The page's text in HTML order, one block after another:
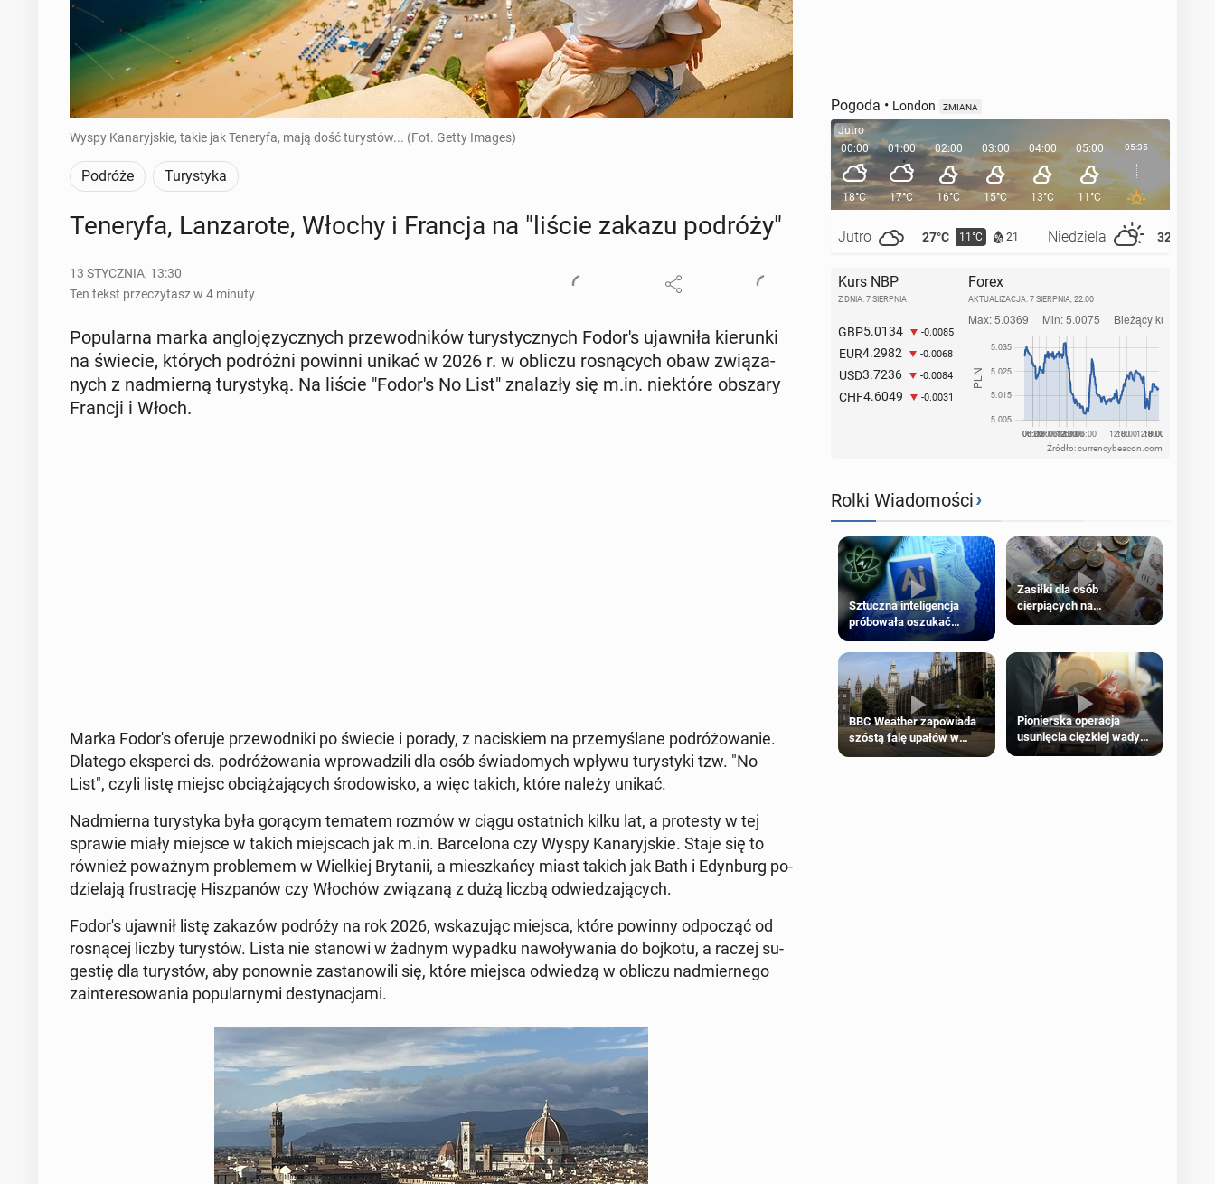
Wyspy Kanaryjskie, takie jak Teneryfa, mają dość turystów... (Fot. Getty Images)
Podróże Turystyka
Te­ne­ry­fa, Lan­za­ro­te, Włochy i Francja na "liście zakazu podróży"
13 STYCZNIA, 13:30
Ten tekst przeczytasz w 4 minuty
Po­pu­lar­na marka an­glo­ję­zycz­nych prze­wod­ni­ków tu­ry­stycz­nych Fodor's ujaw­ni­ła kie­run­ki
na świecie, których po­dróż­ni powinni unikać w 2026 r. w obliczu ro­sną­cych obaw zwią­za­
nych z nad­mier­ną tu­ry­sty­ką. Na liście "Fodor's No List" zna­la­zły się m.in. nie­któ­re obszary
Francji i Włoch.
Marka Fodor's oferuje prze­wod­ni­ki po świecie i porady, z na­ci­skiem na prze­my­śla­ne po­dró­żo­wa­nie.
Dlatego eks­per­ci ds. po­dró­żo­wa­nia wpro­wa­dzi­li dla osób świa­do­mych wpływu tu­ry­sty­ki tzw. "No
List", czyli listę miejsc ob­cią­ża­ją­cych śro­do­wi­sko, a więc takich, które należy unikać.
Nad­mier­na tu­ry­sty­ka była gorącym tematem rozmów w ciągu ostat­nich kilku lat, a pro­te­sty w tej
sprawie miały miejsce w takich miej­scach jak m.in. Bar­ce­lo­na czy ​​Wyspy Ka­na­ryj­skie. Staje się to
również po­waż­nym pro­ble­mem w Wiel­kiej Bry­ta­nii, a miesz­kań­cy miast takich jak Bath i Edyn­burg po­
dzie­la­ją fru­stra­cję Hisz­pa­nów czy Włochów zwią­za­ną z dużą liczbą od­wie­dza­ją­cych.
Fodor's ujawnił listę zakazów podróży na rok 2026, wska­zu­jąc miejsca, które powinny od­po­cząć od
ro­sną­cej liczby tu­ry­stów. Lista nie stanowi w żadnym wypadku na­wo­ły­wa­nia do bojkotu, a raczej su­
ge­stię dla tu­ry­stów, aby po­now­nie za­sta­no­wi­li się, które miejsca od­wie­dzą w obliczu nad­mier­ne­go
za­in­te­re­so­wa­nia po­pu­lar­ny­mi de­sty­na­cja­mi.
Pogoda • London ZMIANA
Jutro
00:00
18°C
Jutro 27°C 11°C 21 Niedziela 32°C
01:00
17°C
02:00
16°C
03:00
15°C
04:00
13°C
05:00
11°C
05:35 06:00
Kurs NBP
Z DNIA: 7 SIERPNIA
GBP5.0134 -0.0085
EUR4.2982 -0.0068
USD3.7236 -0.0084
CHF4.6049 -0.0031
Forex
AKTUALIZACJA: 7 SIERPNIA, 22:00
Źródło: currencybeacon.com
Rolki Wiadomości›
Sztuczna inteligencja
próbowała oszukać
człowieka
Zasiłki dla osób
cierpiących na
schorzenia psychiczne
BBC Weather zapowiada
szóstą falę upałów w
Londynie
Pionierska operacja
usunięcia ciężkiej wady
wrodzonej płodu w łonie